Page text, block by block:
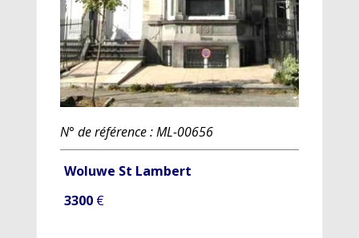
N° de référence : ML-00656
Woluwe St Lambert
3300€